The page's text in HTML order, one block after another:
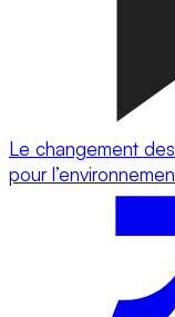
Le changement
pour